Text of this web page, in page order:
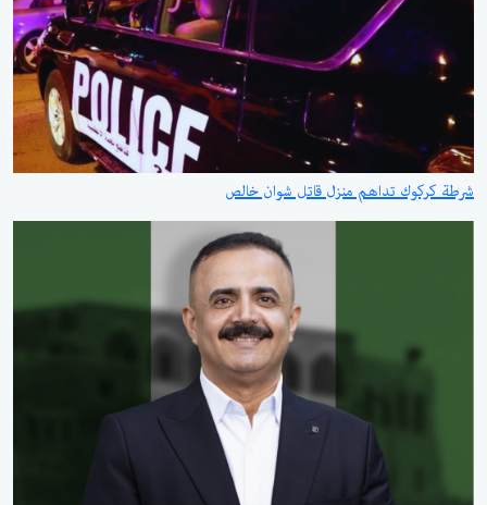
شرطة كركوك تداهم منزل قاتل شوان خالص